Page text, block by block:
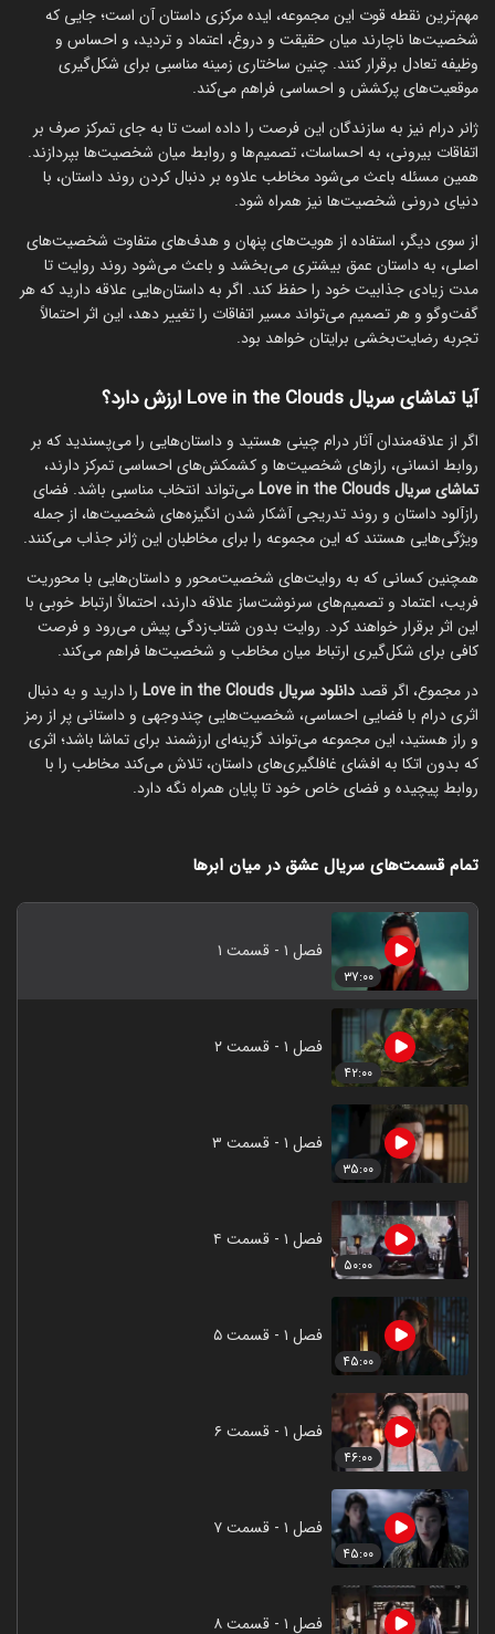
مهم‌ترین نقطه قوت این مجموعه، ایده مرکزی داستان آن است؛ جایی که
شخصیت‌ها ناچارند میان حقیقت و دروغ، اعتماد و تردید، و احساس و
وظیفه تعادل برقرار کنند. چنین ساختاری زمینه مناسبی برای شکل‌گیری
موقعیت‌های پرکشش و احساسی فراهم می‌کند.
ژانر درام نیز به سازندگان این فرصت را داده است تا به جای تمرکز صرف بر
اتفاقات بیرونی، به احساسات، تصمیم‌ها و روابط میان شخصیت‌ها بپردازند.
همین مسئله باعث می‌شود مخاطب علاوه بر دنبال کردن روند داستان، با
دنیای درونی شخصیت‌ها نیز همراه شود.
از سوی دیگر، استفاده از هویت‌های پنهان و هدف‌های متفاوت شخصیت‌های
اصلی، به داستان عمق بیشتری می‌بخشد و باعث می‌شود روند روایت تا
مدت زیادی جذابیت خود را حفظ کند. اگر به داستان‌هایی علاقه دارید که هر
گفت‌وگو و هر تصمیم می‌تواند مسیر اتفاقات را تغییر دهد، این اثر احتمالاً
تجربه رضایت‌بخشی برایتان خواهد بود.
آیا تماشای سریال Love in the Clouds ارزش دارد؟
اگر از علاقه‌مندان آثار درام چینی هستید و داستان‌هایی را می‌پسندید که بر
روابط انسانی، رازهای شخصیت‌ها و کشمکش‌های احساسی تمرکز دارند،
تماشای سریال Love in the Clouds
می‌تواند انتخاب مناسبی باشد. فضای
رازآلود داستان و روند تدریجی آشکار شدن انگیزه‌های شخصیت‌ها، از جمله
ویژگی‌هایی هستند که این مجموعه را برای مخاطبان این ژانر جذاب می‌کنند.
همچنین کسانی که به روایت‌های شخصیت‌محور و داستان‌هایی با محوریت
فریب، اعتماد و تصمیم‌های سرنوشت‌ساز علاقه دارند، احتمالاً ارتباط خوبی با
این اثر برقرار خواهند کرد. روایت بدون شتاب‌زدگی پیش می‌رود و فرصت
کافی برای شکل‌گیری ارتباط میان مخاطب و شخصیت‌ها فراهم می‌کند.
در مجموع، اگر قصد دانلود سریال Love in the Clouds
را دارید و به دنبال
اثری درام با فضایی احساسی، شخصیت‌هایی چندوجهی و داستانی پر از رمز
و راز هستید، این مجموعه می‌تواند گزینه‌ای ارزشمند برای تماشا باشد؛ اثری
که بدون اتکا به افشای غافلگیری‌های داستان، تلاش می‌کند مخاطب را با
روابط پیچیده و فضای خاص خود تا پایان همراه نگه دارد.
تمام قسمت‌های سریال عشق در میان ابرها
۳۷:۰۰
فصل ۱ - قسمت ۱
۴۲:۰۰
فصل ۱ - قسمت ۲
۳۵:۰۰
فصل ۱ - قسمت ۳
۵۰:۰۰
فصل ۱ - قسمت ۴
۴۵:۰۰
فصل ۱ - قسمت ۵
۴۶:۰۰
فصل ۱ - قسمت ۶
۴۵:۰۰
فصل ۱ - قسمت ۷
فصل ۱ - قسمت ۸